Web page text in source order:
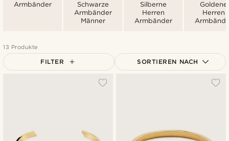
Armbänder
Schwarze
Armbänder
Männer
Silberne
Herren
Armbänder
Goldene
Herren
13 Produkte
FILTER SORTIEREN NACH